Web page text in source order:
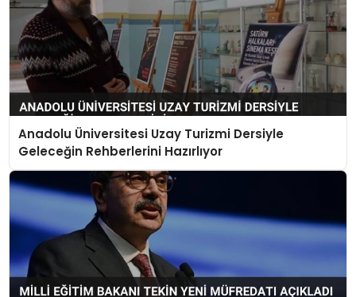
Anadolu Üniversitesi Uzay Turizmi Dersiyle
Geleceğin Rehberlerini Hazırlıyor